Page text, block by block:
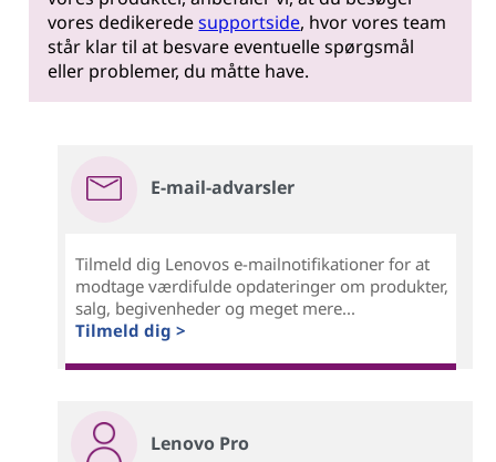
vores dedikeredesupportside, hvor vores team
står klar til at besvare eventuelle spørgsmål
eller problemer, du måtte have.
E-mail-advarsler
Tilmeld dig Lenovos e-mailnotifikationer for at
modtage værdifulde opdateringer om produkter,
salg, begivenheder og meget mere...
Tilmeld dig >
Lenovo Pro